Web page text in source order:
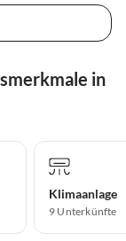
in
Klimaanlage
9 Unterkünfte